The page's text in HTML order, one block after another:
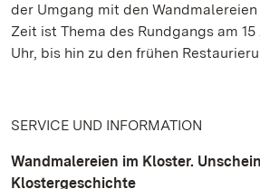
der Umgang mit den
Zeit ist Thema des Rundgangs am
Uhr, bis hin zu den frühen
SERVICE UND INFORMATION
Wandmalereien im Kloster.
Klostergeschichte